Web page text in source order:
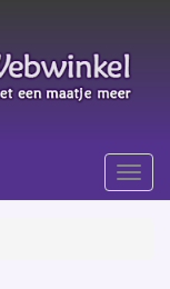
Menu